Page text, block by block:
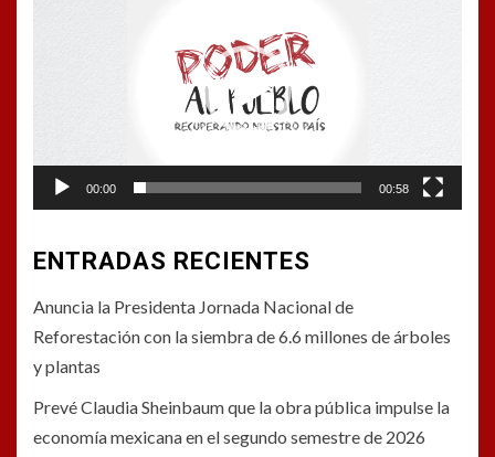
00:00 00:58
ENTRADAS RECIENTES
Anuncia la Presidenta Jornada Nacional de
Reforestación con la siembra de 6.6 millones de árboles
y plantas
Prevé Claudia Sheinbaum que la obra pública impulse la
economía mexicana en el segundo semestre de 2026